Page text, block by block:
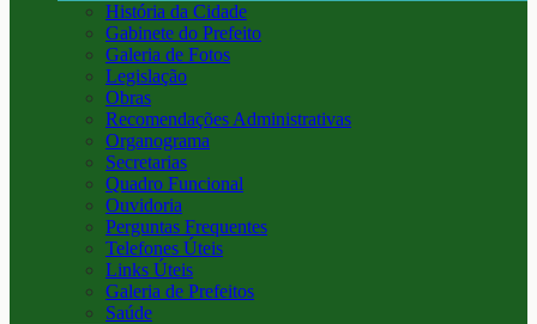
História da Cidade
Gabinete do Prefeito
Galeria de Fotos
Legislação
Obras
Recomendações Administrativas
Organograma
Secretarias
Quadro Funcional
Ouvidoria
Perguntas Frequentes
Telefones Úteis
Links Úteis
Galeria de Prefeitos
Saúde